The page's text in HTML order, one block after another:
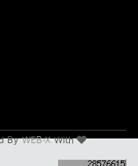
ByWEB-XWith